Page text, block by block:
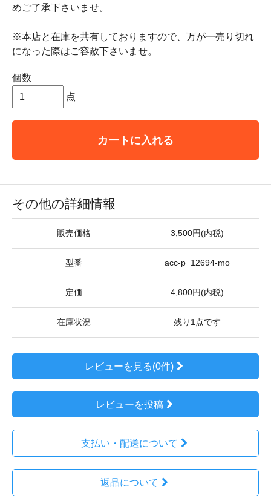
めご了承下さいませ。
※本店と在庫を共有しておりますので、万が一売り切れ
になった際はご容赦下さいませ。
個数
点
カートに入れる
その他の詳細情報
販売価格 3,500円(内税)
型番 acc-p_12694-mo
定価 4,800円(内税)
在庫状況 残り1点です
レビューを見る(0件)
レビューを投稿
支払い・配送について
返品について